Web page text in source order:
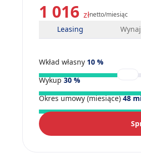
1 016 złnetto/miesiąc
Leasing
Wkład własny 10 %
Wykup30%
Okres umowy (miesiące)48